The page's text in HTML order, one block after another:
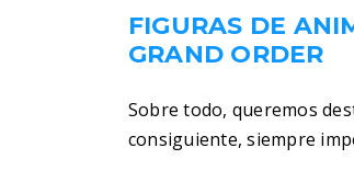
FIGURAS DE
GRAND ORDER
Sobre todo, queremos
consiguiente, siempre